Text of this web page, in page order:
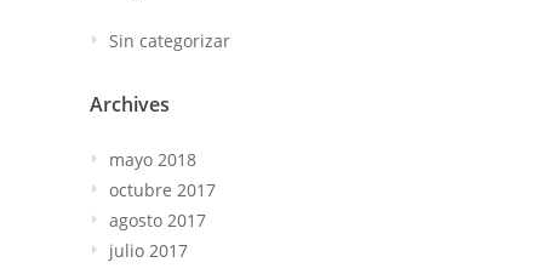
Sin categorizar
Archives
mayo 2018
octubre 2017
agosto 2017
julio 2017